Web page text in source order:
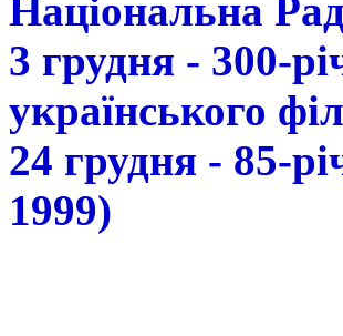
Національна
3 грудня - 300-
українського
24 грудня - 85-
1999)